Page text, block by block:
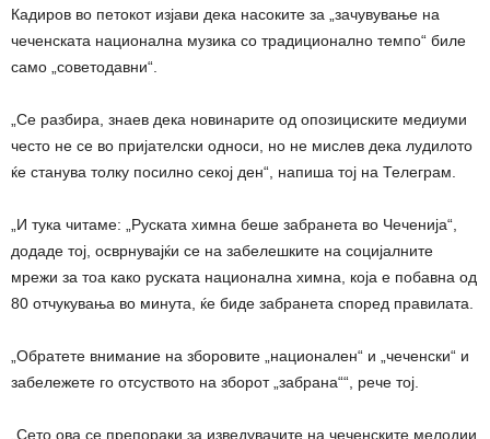
Кадиров во петокот изјави дека насоките за „зачувување на
чеченската национална музика со традиционално темпо“ биле
само „советодавни“.
„Се разбира, знаев дека новинарите од опозициските медиуми
често не се во пријателски односи, но не мислев дека лудилото
ќе станува толку посилно секој ден“, напиша тој на Телеграм.
„И тука читаме: „Руската химна беше забранета во Чеченија“,
додаде тој, осврнувајќи се на забелешките на социјалните
мрежи за тоа како руската национална химна, која е побавна од
80 отчукувања во минута, ќе биде забранета според правилата.
„Обратете внимание на зборовите „национален“ и „чеченски“ и
забележете го отсуството на зборот „забрана““, рече тој.
„Сето ова се препораки за изведувачите на чеченските мелодии